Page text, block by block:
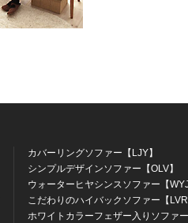
カバーリングソファー【LJY】
シンプルデザインソファー【OLV】
ウォーターヒヤシンスソファー【
こだわりのハイバックソファー【
ホワイトカラーフェザー入りソファ